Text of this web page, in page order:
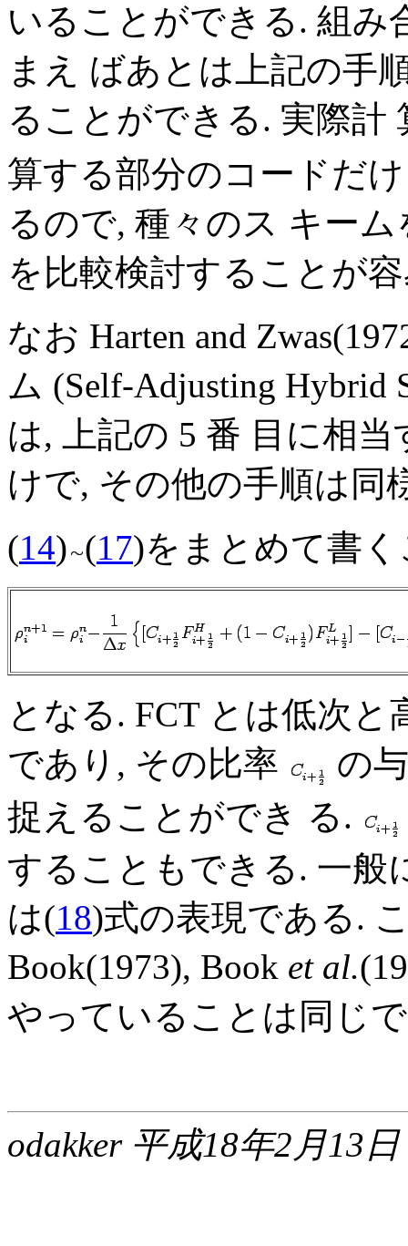
いることができる. 組み
まえ ばあとは上記の手
ることができる. 実際
算する部分のコードだ
るので, 種々のス キー
を比較検討することが
なお Harten and
ム (Self-Adjusting Hybrid
は, 上記の 5 番 目に相
けで, その他の手順は同
(14) (17)をまとめて書
となる. FCT とは低次
であり, その比率
の
捉えることができ る.
することもできる. 一般
は(18)式の表現である.
Book(1973), Book et al.
やっていることは同じ
odakker 平成18年2月13日